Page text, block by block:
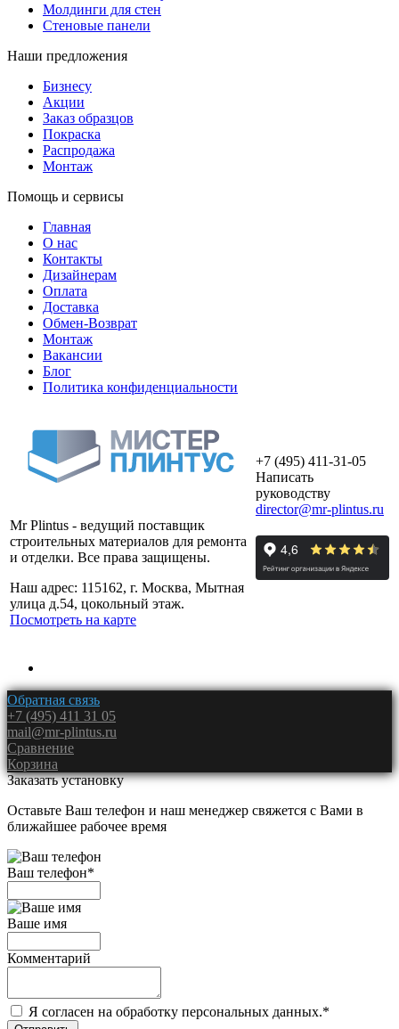
Молдинги для стен
Стеновые панели
Наши предложения
Бизнесу
Акции
Заказ образцов
Покраска
Распродажа
Монтаж
Помощь и сервисы
Главная
О нас
Контакты
Дизайнерам
Оплата
Доставка
Обмен-Возврат
Монтаж
Вакансии
Блог
Политика конфиденциальности
Mr Plintus - ведущий поставщик
строительных материалов для ремонта
и отделки. Все права защищены.
Наш адрес: 115162, г. Москва, Мытная
улица д.54, цокольный этаж.
Посмотреть на карте
+7 (495) 411-31-05
Написать
руководству
director@mr-plintus.ru
Обратная связь
+7 (495) 411 31 05
mail@mr-plintus.ru
Сравнение
Корзина
Заказать установку
Оставьте Ваш телефон и наш менеджер свяжется с Вами в
ближайшее рабочее время
Ваш телефон*
Ваше имя
Комментарий
Я согласен на обработку персональных данных.*